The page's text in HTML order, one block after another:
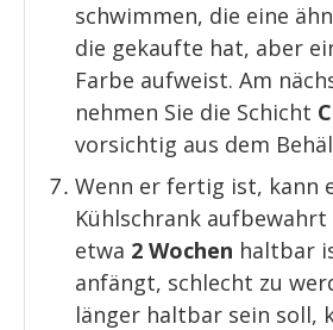
schwimmen, die eine
die gekaufte hat, aber
Farbe aufweist. Am
nehmen Sie die Schicht
vorsichtig aus dem
Wenn er fertig ist, kann
Kühlschrank
etwa 2 Wochen haltbar
anfängt, schlecht zu
länger haltbar sein soll,